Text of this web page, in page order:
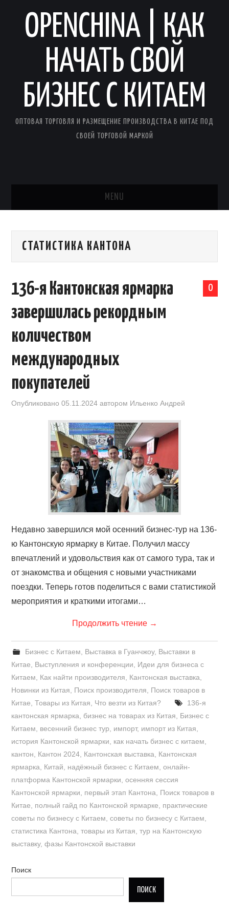
OPENCHINA | КАК
НАЧАТЬ СВОЙ
БИЗНЕС С КИТАЕМ
ОПТОВАЯ ТОРГОВЛЯ И РАЗМЕЩЕНИЕ ПРОИЗВОДСТВА В КИТАЕ ПОД
СВОЕЙ ТОРГОВОЙ МАРКОЙ
MENU
КАЛЕНДАРЬ ВЫСТАВОК В КИТАЕ
УСЛУГИ ПО БИЗНЕСУ С КИТАЕМ |
OPENCHINA
ТОВАРЫ ИЗ КИТАЯ
КОНТАКТЫ
СТАТИСТИКА КАНТОНА
0
136-я Кантонская ярмарка
завершилась рекордным
количеством
международных
покупателей
Опубликовано05.11.2024 автором Ильенко Андрей
Недавно завершился мой осенний бизнес-тур на 136-
ю Кантонскую ярмарку в Китае. Получил массу
впечатлений и удовольствия как от самого тура, так и
от знакомства и общения с новыми участниками
поездки. Теперь готов поделиться с вами статистикой
мероприятия и краткими итогами…
Продолжить чтение →
Бизнес с Китаем Выставка в Гуанчжоу, Выставки в
Китае
Выступления и конференции
Идеи для бизнеса с
Китаем
Как найти производителя Кантонская выставка
Новинки из Китая
Поиск производителя
Поиск товаров в
Китае ,Товары из Китая Что везти из Китая?
136-я
кантонская ярмарка
бизнес на товарах из Китая
Бизнес с
Китаем
весенний бизнес тур импорт, импорт из Китая
история Кантонской ярмарки
как начать бизнес с китаем
кантон
Кантон 2024 Кантонская выставка
Кантонская
ярмарка
Китай надёжный бизнес с Китаем ,онлайн-
платформа Кантонской ярмарки ,осенняя сессия
Кантонской ярмарки
первый этап Кантона
Поиск товаров в
Китае
полный гайд по Кантонской ярмарке
практические
советы по бизнесу с Китаем ,советы по бизнесу с Китаем
статистика Кантона ,товары из Китая ,тур на Кантонскую
выставку,фазы Кантонской выставки
Поиск
ПОИСК